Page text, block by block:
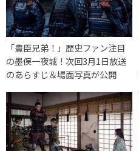
「豊臣兄弟！」歴史ファン注目
の墨俣一夜城！次回3月1日放送
のあらすじ＆場面写真が公開